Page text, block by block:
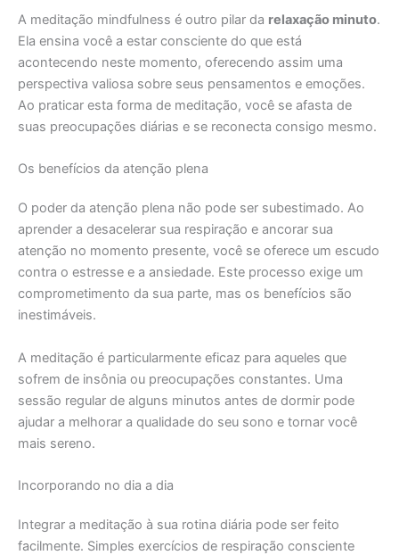
A meditação mindfulness é outro pilar da relaxação minuto.
Ela ensina você a estar consciente do que está
acontecendo neste momento, oferecendo assim uma
perspectiva valiosa sobre seus pensamentos e emoções.
Ao praticar esta forma de meditação, você se afasta de
suas preocupações diárias e se reconecta consigo mesmo.
Os benefícios da atenção plena
O poder da atenção plena não pode ser subestimado. Ao
aprender a desacelerar sua respiração e ancorar sua
atenção no momento presente, você se oferece um escudo
contra o estresse e a ansiedade. Este processo exige um
comprometimento da sua parte, mas os benefícios são
inestimáveis.
A meditação é particularmente eficaz para aqueles que
sofrem de insônia ou preocupações constantes. Uma
sessão regular de alguns minutos antes de dormir pode
ajudar a melhorar a qualidade do seu sono e tornar você
mais sereno.
Incorporando no dia a dia
Integrar a meditação à sua rotina diária pode ser feito
facilmente. Simples exercícios de respiração consciente